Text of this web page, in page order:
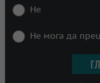
Не
Не мога да